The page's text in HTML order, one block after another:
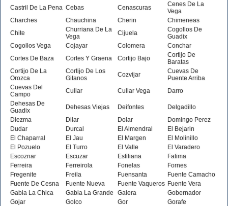
Castril De La Pena Cebas Cenascuras
Cenes De La
Vega
Charches
Chauchina Cherin
Chimeneas
Chite
Churriana De La
Vega
Cijuela
Cogollos De
Guadix
Cogollos Vega
Cojayar Colomera
Conchar
Cortes De Baza
Cortes Y Graena Cortijo Bajo
Cortijo De
Baratas
Cortijo De La
Orozca
Cortijo De Los
Gitanos
Cozvijar
Cuevas De
Puente Arriba
Cuevas Del
Campo
Cullar Cullar Vega
Darro
Dehesas De
Guadix
Dehesas Viejas Deifontes
Delgadillo
Diezma
Dilar Dolar
Domingo Perez
Dudar
Durcal El Almendral
El Bejarin
El Chaparral
El Jau El Margen
El Molinillo
El Pozuelo
El Turro El Valle
El Varadero
Escoznar
Escuzar Esfiliana
Fatima
Ferreira
Ferreirola Fonelas
Fornes
Fregenite
Freila Fuensanta
Fuente Camacho
Fuente De Cesna
Fuente Nueva Fuente Vaqueros Fuente Vera
Gabia La Chica
Gabia La Grande Galera
Gobernador
Gojar
Golco Gor
Gorafe